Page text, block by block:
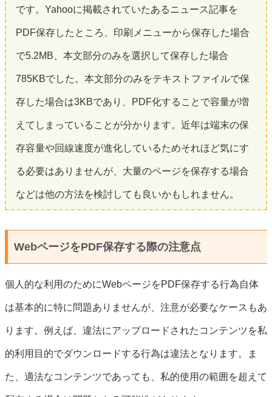
です。Yahooに掲載されていたあるニュース記事を
PDF保存したところ、印刷メニューから保存した場合
で5.2MB、本文部分のみを選択して保存した場合
785KBでした。本文部分のみをテキストファイルで保
存した場合は3KBであり、PDF化することで容量が増
えてしまっていることが分かります。近年は端末の保
存容量や回線速度が進化しているためそれほど気にす
る必要はありませんが、大量のページを保存する場合
などは他の方法を検討しても良いかもしれません。
WebページをPDF保存する際の注意点
個人的な利用のためにWebページをPDF保存する行為自体
は基本的に特に問題ありませんが、注意が必要なケースもあ
ります。例えば、違法にアップロードされたコンテンツを私
的利用目的でダウンロードする行為は違法となります。ま
た、適法なコンテンツであっても、私的使用の範囲を超えて